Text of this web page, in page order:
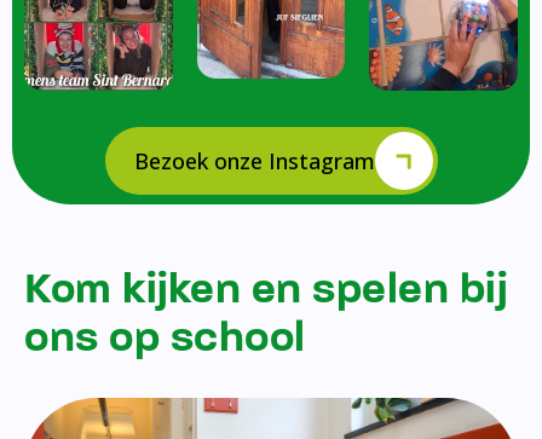
Bezoek onze Instagram
Kom kijken en spelen bij
ons op school